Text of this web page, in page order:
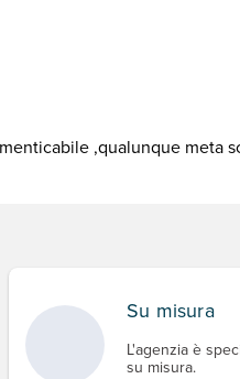
,qualunque meta
Su misura
L'agenzia è
su misura.